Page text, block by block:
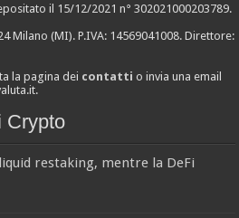
il 15/12/2021 n° 302021000203789.
Milano (MI). P.IVA: 14569041008. Direttore:
la pagina dei contatti o invia una email
.
Crypto
restaking, mentre la DeFi